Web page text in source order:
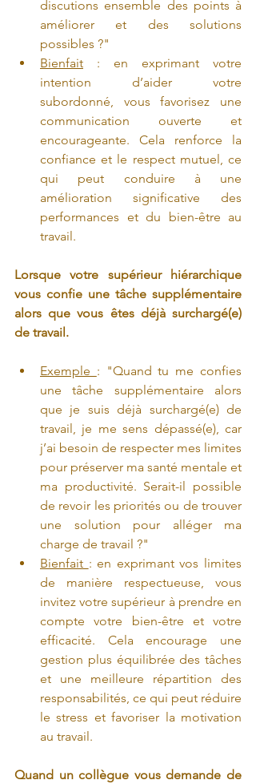
discutions ensemble des points à
améliorer et des solutions
possibles ?"
Bienfait : en exprimant votre
intention d’aider votre
subordonné, vous favorisez une
communication ouverte et
encourageante. Cela renforce la
confiance et le respect mutuel, ce
qui peut conduire à une
amélioration significative des
performances et du bien-être au
travail.
Lorsque votre supérieur hiérarchique
vous confie une tâche supplémentaire
alors que vous êtes déjà surchargé(e)
de travail.
Exemple : "Quand tu me confies
une tâche supplémentaire alors
que je suis déjà surchargé(e) de
travail, je me sens dépassé(e), car
j’ai besoin de respecter mes limites
pour préserver ma santé mentale et
ma productivité. Serait-il possible
de revoir les priorités ou de trouver
une solution pour alléger ma
charge de travail ?"
Bienfait : en exprimant vos limites
de manière respectueuse, vous
invitez votre supérieur à prendre en
compte votre bien-être et votre
efficacité. Cela encourage une
gestion plus équilibrée des tâches
et une meilleure répartition des
responsabilités, ce qui peut réduire
le stress et favoriser la motivation
au travail.
Quand un collègue vous demande de